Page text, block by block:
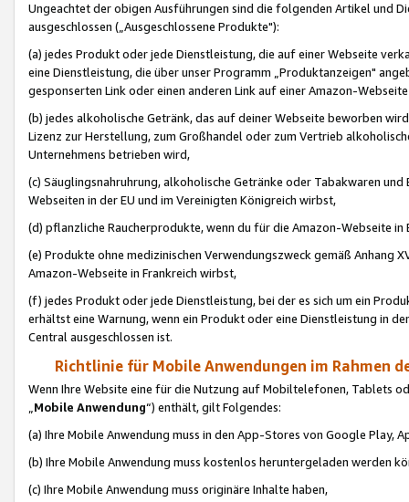
Ungeachtet der obigen Ausführungen sind die folgenden Artikel und
ausgeschlossen („Ausgeschlossene Produkte"):
(a) jedes Produkt oder jede Dienstleistung, die auf einer Webseite
eine Dienstleistung, die über unser Programm „Produktanzeigen"
gesponserten Link oder einen anderen Link auf einer Amazon-
(b) jedes alkoholische Getränk, das auf deiner Webseite beworben
Lizenz zur Herstellung, zum Großhandel oder zum Vertrieb
Unternehmens betrieben wird,
(c) Säuglingsnahruhrung, alkoholische Getränke oder Tabakwaren
Webseiten in der EU und im Vereinigten Königreich wirbst,
(d) pflanzliche Raucherprodukte, wenn du für die Amazon-Webseite in
(e) Produkte ohne medizinischen Verwendungszweck gemäß Anhang
Amazon-Webseite in Frankreich wirbst,
(f) jedes Produkt oder jede Dienstleistung, bei der es sich um ein
erhältst eine Warnung, wenn ein Produkt oder eine Dienstleistung in
Central ausgeschlossen ist.
Richtlinie für Mobile Anwendungen im Rahmen
Wenn Ihre Website eine für die Nutzung auf Mobiltelefonen, Tablets
„Mobile Anwendung“) enthält, gilt Folgendes:
(a) Ihre Mobile Anwendung muss in den App-Stores von Google Play,
(b) Ihre Mobile Anwendung muss kostenlos heruntergeladen werden
(c) Ihre Mobile Anwendung muss originäre Inhalte haben,